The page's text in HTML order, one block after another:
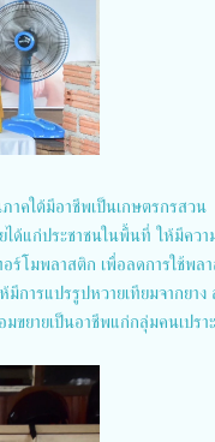
คใต้มีอาชีพเป็นเกษตรกรสวน
ยได้แก่ประชาชนในพื้นที่ ให้มีคว
อร์โมพลาสติก เพื่อลดการใช้พล
การแปรรูปหวายเทียมจากยาง
ขยายเป็นอาชีพแก่กลุ่มคนเปรา